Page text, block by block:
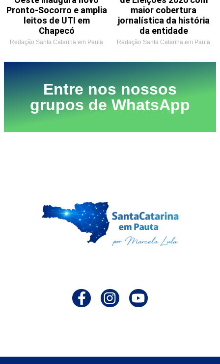
Pronto-Socorro e amplia
leitos de UTI em
Chapecó
Redação Santa Catarina em Pauta
maior cobertura
jornalística da história
da entidade
Redação Santa Catarina em Pauta
Entre nos nossos
grupos de WhatsApp